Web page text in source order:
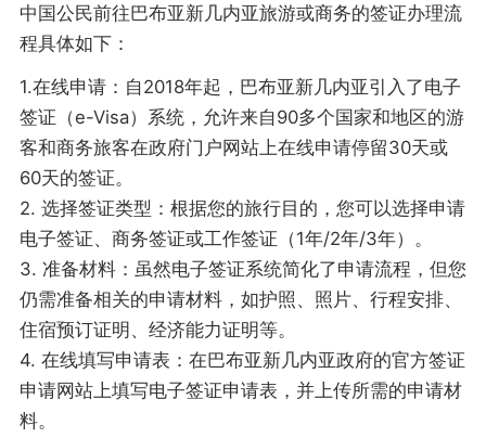
中国公民前往巴布亚新几内亚旅游或商务的签证办理流
程具体如下：
1.在线申请：自2018年起，巴布亚新几内亚引入了电子
签证（e-Visa）系统，允许来自90多个国家和地区的游
客和商务旅客在政府门户网站上在线申请停留30天或
60天的签证。
2. 选择签证类型：根据您的旅行目的，您可以选择申请
电子签证、商务签证或工作签证（1年/2年/3年）。
3. 准备材料：虽然电子签证系统简化了申请流程，但您
仍需准备相关的申请材料，如护照、照片、行程安排、
住宿预订证明、经济能力证明等。
4. 在线填写申请表：在巴布亚新几内亚政府的官方签证
申请网站上填写电子签证申请表，并上传所需的申请材
料。